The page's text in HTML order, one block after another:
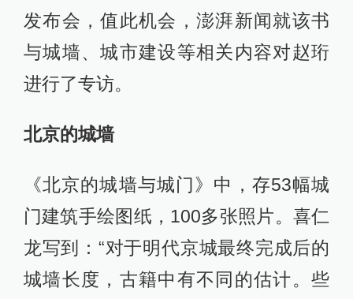
发布会，值此机会，澎湃新闻就该书
与城墙、城市建设等相关内容对赵珩
进行了专访。
北京的城墙
《北京的城墙与城门》中，存53幅城
门建筑手绘图纸，100多张照片。喜仁
龙写到：“对于明代京城最终完成后的
城墙长度，古籍中有不同的估计。些